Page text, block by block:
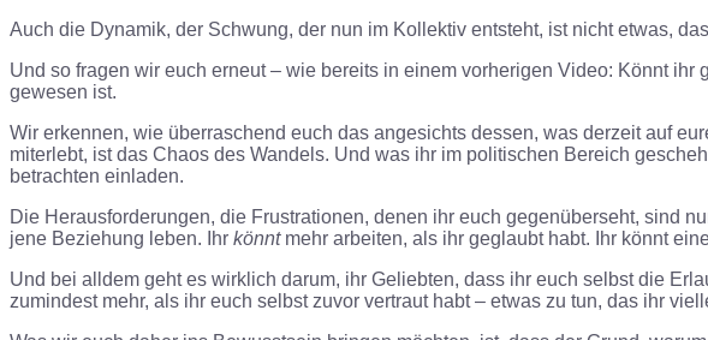
Auch die Dynamik, der Schwung, der nun im Kollektiv entsteht, ist nicht etwas,
Und so fragen wir euch erneut – wie bereits in einem vorherigen Video: Könnt
gewesen ist.
Wir erkennen, wie überraschend euch das angesichts dessen, was derzeit auf
miterlebt, ist das Chaos des Wandels. Und was ihr im politischen Bereich
betrachten einladen.
Die Herausforderungen, die Frustrationen, denen ihr euch gegenüberseht, sind
jene Beziehung leben. Ihr könntmehr arbeiten, als ihr geglaubt habt. Ihr könnt
Und bei alldem geht es wirklich darum, ihr Geliebten, dass ihr euch selbst die
zumindest mehr, als ihr euch selbst zuvor vertraut habt – etwas zu tun, das ihr